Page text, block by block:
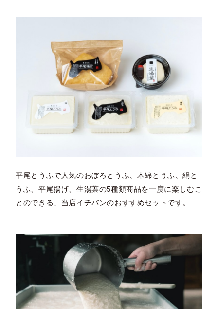
平尾とうふで人気のおぼろとうふ、木綿とうふ、絹と
うふ、平尾揚げ、生湯葉の5種類商品を一度に楽しむこ
とのできる、当店イチバンのおすすめセットです。